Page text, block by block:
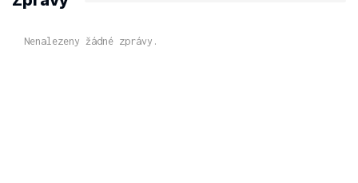
Nenalezeny žádné zprávy.